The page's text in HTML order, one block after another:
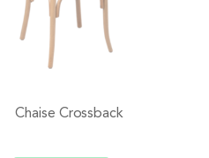
Chaise Crossback